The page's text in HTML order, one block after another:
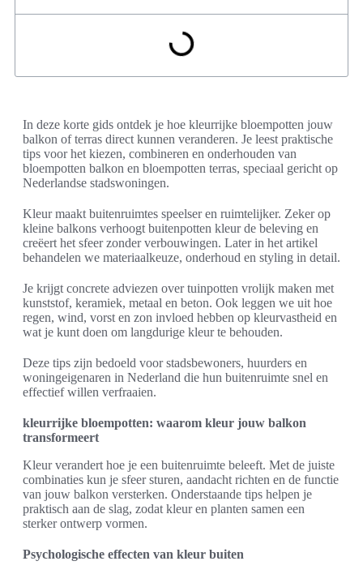
In deze korte gids ontdek je hoe kleurrijke bloempotten jouw
balkon of terras direct kunnen veranderen. Je leest praktische
tips voor het kiezen, combineren en onderhouden van
bloempotten balkon en bloempotten terras, speciaal gericht op
Nederlandse stadswoningen.
Kleur maakt buitenruimtes speelser en ruimtelijker. Zeker op
kleine balkons verhoogt buitenpotten kleur de beleving en
creëert het sfeer zonder verbouwingen. Later in het artikel
behandelen we materiaalkeuze, onderhoud en styling in detail.
Je krijgt concrete adviezen over tuinpotten vrolijk maken met
kunststof, keramiek, metaal en beton. Ook leggen we uit hoe
regen, wind, vorst en zon invloed hebben op kleurvastheid en
wat je kunt doen om langdurige kleur te behouden.
Deze tips zijn bedoeld voor stadsbewoners, huurders en
woningeigenaren in Nederland die hun buitenruimte snel en
effectief willen verfraaien.
kleurrijke bloempotten: waarom kleur jouw balkon
transformeert
Kleur verandert hoe je een buitenruimte beleeft. Met de juiste
combinaties kun je sfeer sturen, aandacht richten en de functie
van jouw balkon versterken. Onderstaande tips helpen je
praktisch aan de slag, zodat kleur en planten samen een
sterker ontwerp vormen.
Psychologische effecten van kleur buiten